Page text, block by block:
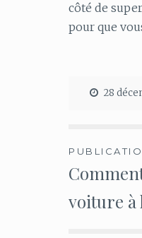
côté de
pour que
28
de
voiture à